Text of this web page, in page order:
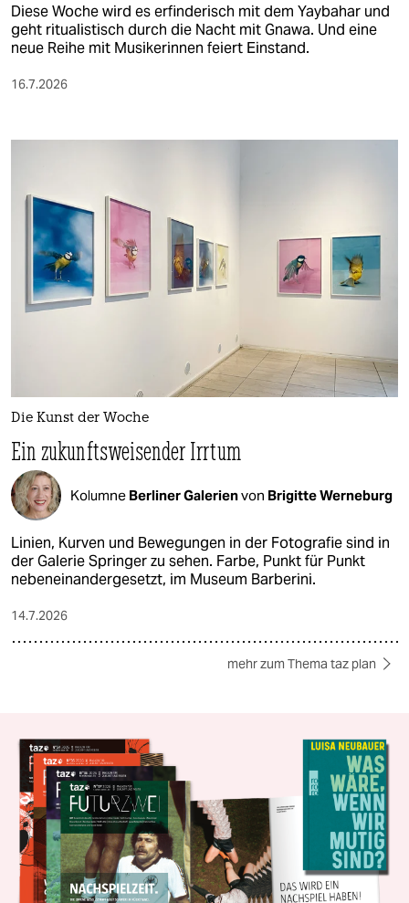
Diese Woche wird es erfinderisch mit dem Yaybahar und
geht ritualistisch durch die Nacht mit Gnawa. Und eine
neue Reihe mit Musikerinnen feiert Einstand.
16.7.2026
Die Kunst der Woche
Ein zukunftsweisender Irrtum
Kolumne Berliner Galerienvon Brigitte Werneburg
Linien, Kurven und Bewegungen in der Fotografie sind in
der Galerie Springer zu sehen. Farbe, Punkt für Punkt
nebeneinandergesetzt, im Museum Barberini.
14.7.2026
mehr zum Thema taz plan